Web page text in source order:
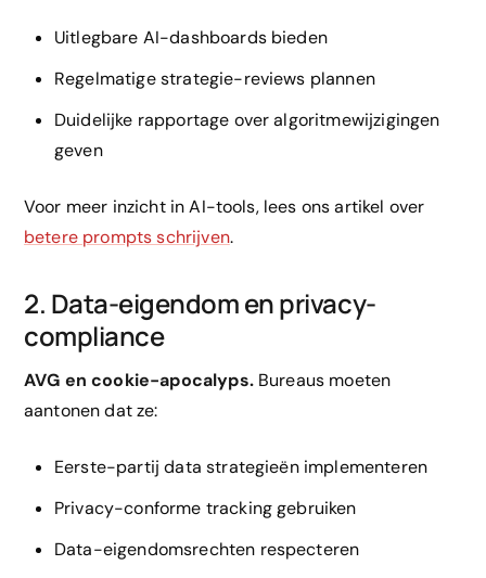
Uitlegbare AI-dashboards bieden
Regelmatige strategie-reviews plannen
Duidelijke rapportage over algoritmewijzigingen
geven
Voor meer inzicht in AI-tools, lees ons artikel over
betere prompts schrijven.
2. Data-eigendom en privacy-
compliance
AVG en cookie-apocalyps.Bureaus moeten
aantonen dat ze:
Eerste-partij data strategieën implementeren
Privacy-conforme tracking gebruiken
Data-eigendomsrechten respecteren